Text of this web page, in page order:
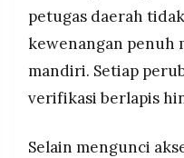
petugas daerah
kewenangan penuh
mandiri. Setiap
verifikasi berlapis
Selain mengunci